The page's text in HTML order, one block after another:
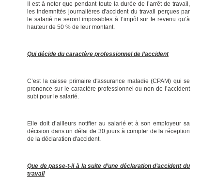
Il est à noter que pendant toute la durée de l’arrêt de travail,
les indemnités journalières d'accident du travail perçues par
le salarié ne seront imposables à l’impôt sur le revenu qu’à
hauteur de 50 % de leur montant.
Qui décide du caractère professionnel de l’accident
C’est la caisse primaire d'assurance maladie (CPAM) qui se
prononce sur le caractère professionnel ou non de l’accident
subi pour le salarié.
Elle doit d’ailleurs notifier au salarié et à son employeur sa
décision dans un délai de 30 jours à compter de la réception
de la déclaration d'accident.
Que de passe-t-il à la suite d’une déclaration d’accident du
travail